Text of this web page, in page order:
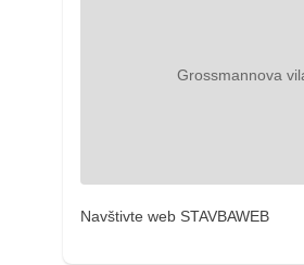
Navštivte web STAVBAWEB